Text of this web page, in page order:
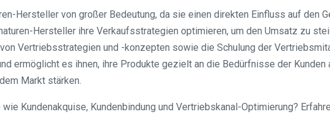
Hersteller von großer Bedeutung, da sie einen direkten Einfluss auf den
Hersteller ihre Verkaufsstrategien optimieren, um den Umsatz zu
Vertriebsstrategien und -konzepten sowie die Schulung der
ermöglicht es ihnen, ihre Produkte gezielt an die Bedürfnisse der Kunden
Markt stärken.
Kundenakquise, Kundenbindung und Vertriebskanal-Optimierung?